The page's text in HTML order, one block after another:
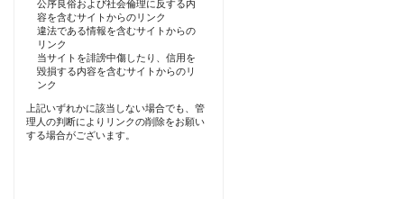
公序良俗および社会倫理に反する内
容を含むサイトからのリンク
違法である情報を含むサイトからの
リンク
当サイトを誹謗中傷したり、信用を
毀損する内容を含むサイトからのリ
ンク
上記いずれかに該当しない場合でも、管
理人の判断によりリンクの削除をお願い
する場合がございます。